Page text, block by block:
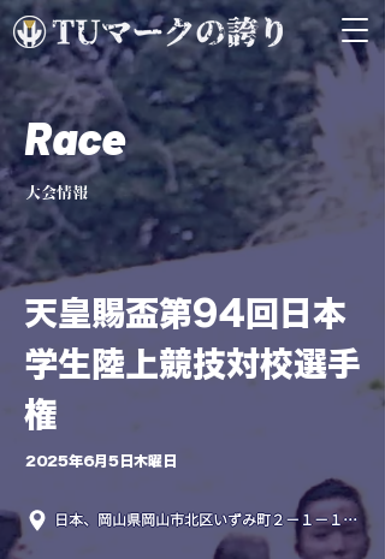
Race
大会情報
天皇賜盃第94回日本
学生陸上競技対校選手
権
2025年6月5日木曜日
日本、岡山県岡山市北区いずみ町２−１−１１ JFE